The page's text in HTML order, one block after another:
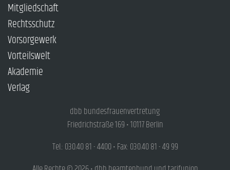
Mitgliedschaft
Rechtsschutz
Vorsorgewerk
Vorteilswelt
Akademie
Verlag
dbb bundesfrauenvertretung
Friedrichstraße 169 • 10117 Berlin
Tel.: 030.40 81 - 4400 • Fax: 030.40 81 - 49 99